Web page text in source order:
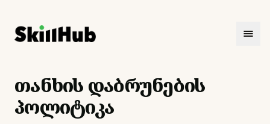
თანხის დაბრუნების
პოლიტიკა